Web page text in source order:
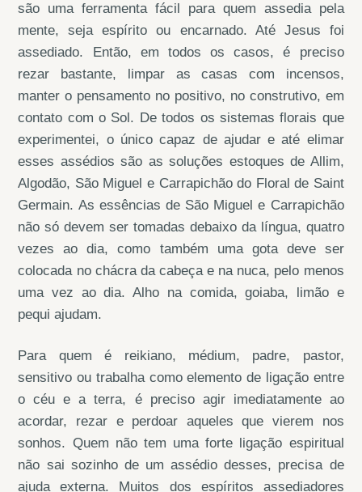
são uma ferramenta fácil para quem assedia pela
mente, seja espírito ou encarnado. Até Jesus foi
assediado. Então, em todos os casos, é preciso
rezar bastante, limpar as casas com incensos,
manter o pensamento no positivo, no construtivo, em
contato com o Sol. De todos os sistemas florais que
experimentei, o único capaz de ajudar e até elimar
esses assédios são as soluções estoques de Allim,
Algodão, São Miguel e Carrapichão do Floral de Saint
Germain. As essências de São Miguel e Carrapichão
não só devem ser tomadas debaixo da língua, quatro
vezes ao dia, como também uma gota deve ser
colocada no chácra da cabeça e na nuca, pelo menos
uma vez ao dia. Alho na comida, goiaba, limão e
pequi ajudam.
Para quem é reikiano, médium, padre, pastor,
sensitivo ou trabalha como elemento de ligação entre
o céu e a terra, é preciso agir imediatamente ao
acordar, rezar e perdoar aqueles que vierem nos
sonhos. Quem não tem uma forte ligação espiritual
não sai sozinho de um assédio desses, precisa de
ajuda externa. Muitos dos espíritos assediadores